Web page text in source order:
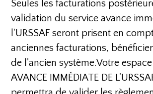
Seules les facturations
validation du service avance
l'URSSAF seront prisent en
anciennes facturations,
de l'ancien système.Votre
AVANCE IMMÉDIATE DE